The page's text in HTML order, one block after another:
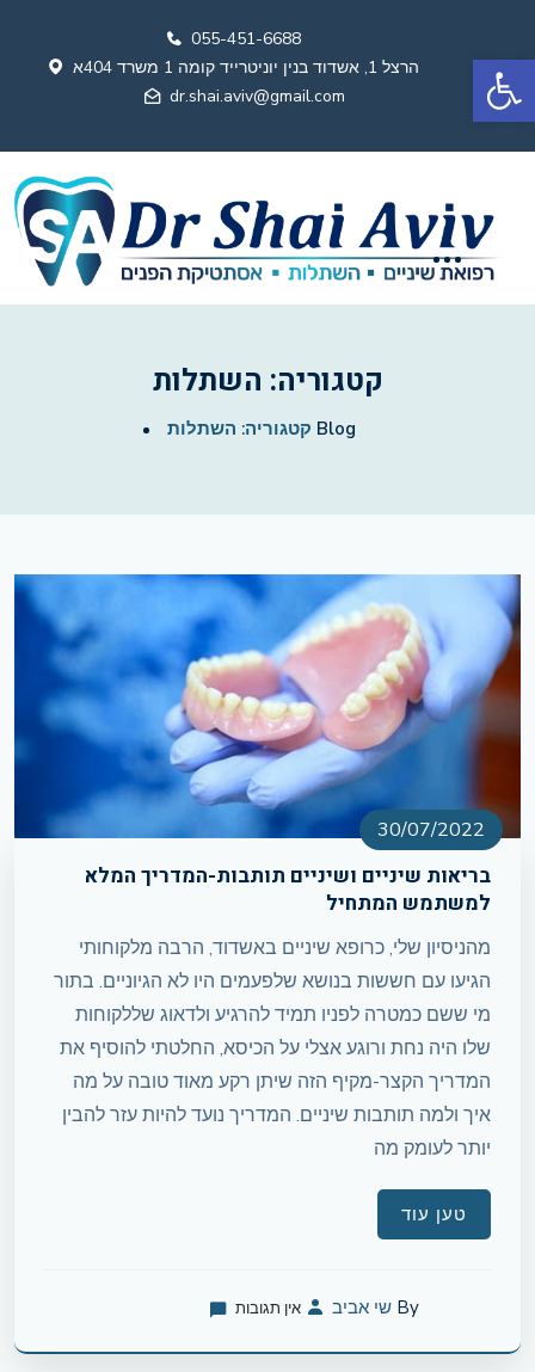
055-451-6688
הרצל 1, אשדוד בנין יוניטרייד קומה 1 משרד 404א
dr.shai.aviv@gmail.com
קטגוריה: השתלות
Blog קטגוריה: השתלות
30/07/2022
בריאות שיניים ושיניים תותבות-המדריך המלא
למשתמש המתחיל
מהניסיון שלי, כרופא שיניים באשדוד, הרבה מלקוחותי
הגיעו עם חששות בנושא שלפעמים היו לא הגיוניים. בתור
מי ששם כמטרה לפניו תמיד להרגיע ולדאוג שללקוחות
שלו היה נחת ורוגע אצלי על הכיסא, החלטתי להוסיף את
המדריך הקצר-מקיף הזה שיתן רקע מאוד טובה על מה
איך ולמה תותבות שיניים. המדריך נועד להיות עזר להבין
יותר לעומק מה
טען עוד
By שי אביב אין תגובות
פתח סרגל נגישות